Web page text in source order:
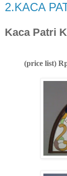
2.KACA
Kaca Patri
(price list)